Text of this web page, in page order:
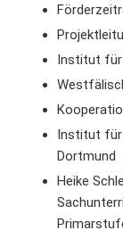
Institut für
Institut für
Dortmund
Heike